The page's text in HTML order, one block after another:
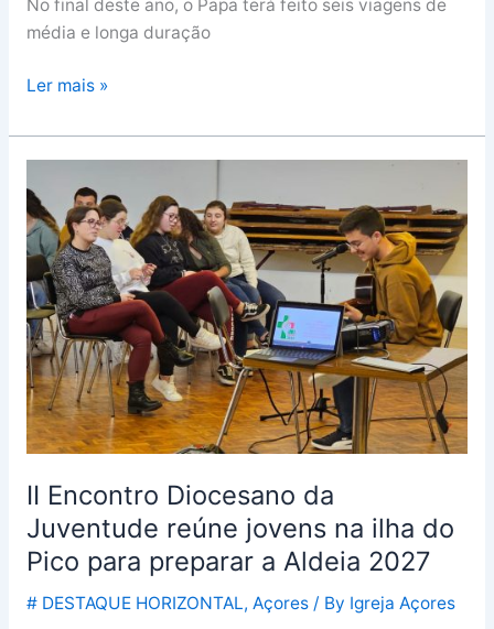
No final deste ano, o Papa terá feito seis viagens de
média e longa duração
agenda
Ler mais »
II Encontro Diocesano da
Juventude reúne jovens na ilha do
Pico para preparar a Aldeia 2027
# DESTAQUE HORIZONTAL, Açores/ By Igreja Açores
Encontro
Diocesano
da
Juventude
reúne
jovens
na
ilha
do
Pico
preparar
a
Aldeia